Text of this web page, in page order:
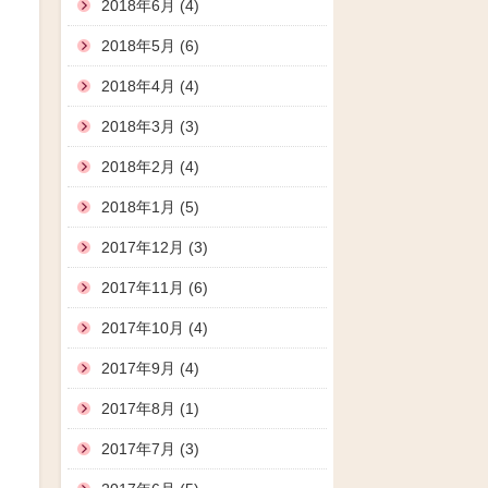
2018年6月 (4)
2018年5月 (6)
2018年4月 (4)
2018年3月 (3)
2018年2月 (4)
2018年1月 (5)
2017年12月 (3)
2017年11月 (6)
2017年10月 (4)
2017年9月 (4)
2017年8月 (1)
2017年7月 (3)